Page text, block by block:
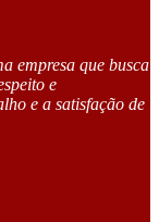
empresa que busca
e
e a satisfação de